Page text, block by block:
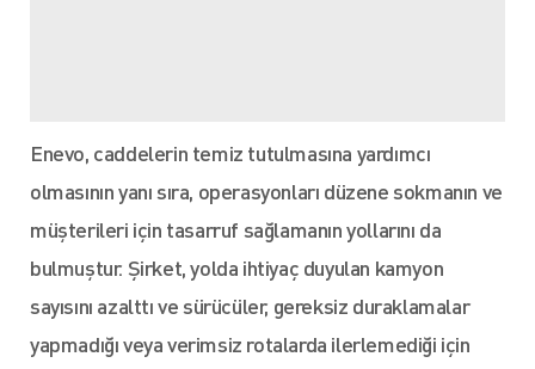
Enevo, caddelerin temiz tutulmasına yardımcı
olmasının yanı sıra, operasyonları düzene sokmanın ve
müşterileri için tasarruf sağlamanın yollarını da
bulmuştur. Şirket, yolda ihtiyaç duyulan kamyon
sayısını azalttı ve sürücüler, gereksiz duraklamalar
yapmadığı veya verimsiz rotalarda ilerlemediği için